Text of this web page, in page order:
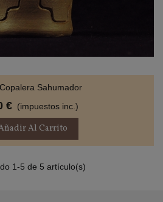
Sahumador
€ (impuestos inc.)
Al Carrito
1-5 de 5 artículo(s)